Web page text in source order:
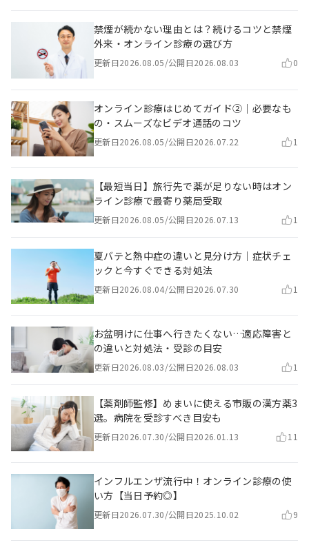
禁煙が続かない理由とは？続けるコツと禁煙
外来・オンライン診療の選び方
更新日2026.08.05/公開日2026.08.03 0
オンライン診療はじめてガイド②｜必要なも
の・スムーズなビデオ通話のコツ
更新日2026.08.05/公開日2026.07.22 1
【最短当日】旅行先で薬が足りない時はオン
ライン診療で最寄り薬局受取
更新日2026.08.05/公開日2026.07.13 1
夏バテと熱中症の違いと見分け方｜症状チェ
ックと今すぐできる対処法
更新日2026.08.04/公開日2026.07.30 1
お盆明けに仕事へ行きたくない…適応障害と
の違いと対処法・受診の目安
更新日2026.08.03/公開日2026.08.03 1
【薬剤師監修】めまいに使える市販の漢方薬3
選。病院を受診すべき目安も
更新日2026.07.30/公開日2026.01.13 11
インフルエンザ流行中！オンライン診療の使
い方【当日予約◎】
更新日2026.07.30/公開日2025.10.02 9